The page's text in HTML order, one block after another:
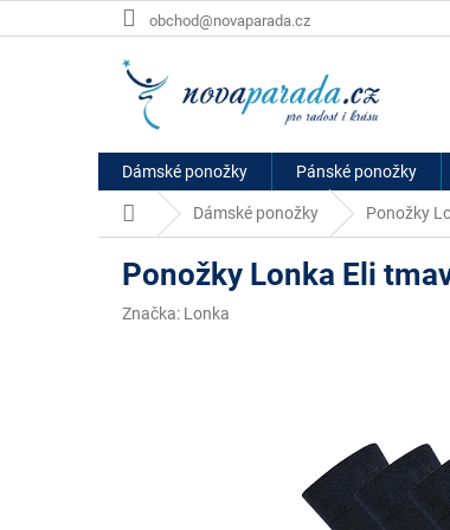
na
obchod@novaparada.cz
Dámské ponožky Pánské ponožky
Domů Dámské ponožky Ponožky
Ponožky Lonka Eli
Značka: Lonka